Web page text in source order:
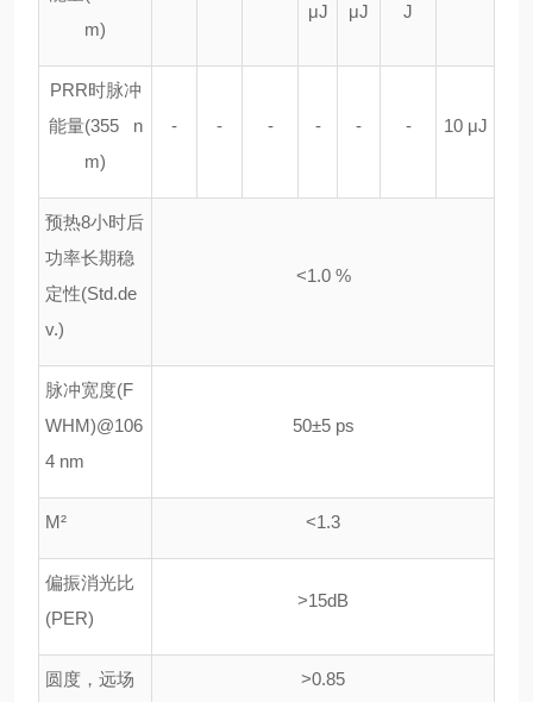
m)
μJ μJ J
PRR时脉冲
能量(355 n
m)
- - - - - - 10 μJ
预热8小时后
功率长期稳
定性(Std.de
v.)
<1.0 %
脉冲宽度(F
WHM)@106
4 nm
50±5 ps
M² <1.3
偏振消光比
(PER)
>15dB
圆度，远场 >0.85